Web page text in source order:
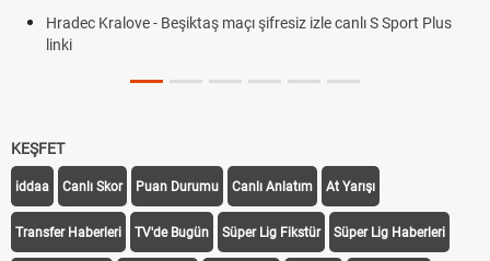
Hradec Kralove - Beşiktaş maçı şifresiz izle canlı S Sport Plus
linki
KEŞFET
iddaa Canlı Skor Puan Durumu Canlı Anlatım At Yarışı
Transfer Haberleri TV'de Bugün Süper Lig Fikstür Süper Lig Haberleri